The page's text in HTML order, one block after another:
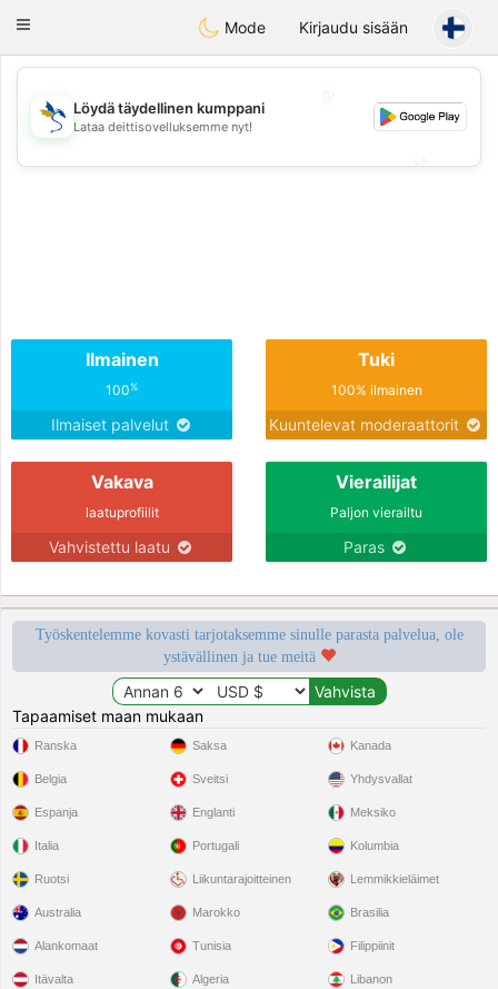
SvenskaDating
Toggle
Mode Kirjaudu sisään
💖
💕
Löydä täydellinen kumppani
Lataa deittisovelluksemme nyt!
Ilmainen
100%
Ilmaiset palvelut
Tuki
100% ilmainen
Kuuntelevat moderaattorit
Vakava
laatuprofiilit
Vahvistettu laatu
Vierailijat
Paljon vierailtu
Paras
Työskentelemme kovasti tarjotaksemme sinulle parasta palvelua, ole
ystävällinen ja tue meitä
Tapaamiset maan mukaan
Ranska
Belgia
Espanja
Italia
Ruotsi
Saksa
Sveitsi
Englanti
Portugali
Liikuntarajoitteinen
Kanada
Yhdysvallat
Meksiko
Kolumbia
Lemmikkieläimet
Australia
Alankomaat
Itävalta
Marokko
Tunisia
Algeria
Brasilia
Filippiinit
Libanon